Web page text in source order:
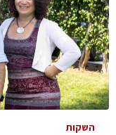
השקות